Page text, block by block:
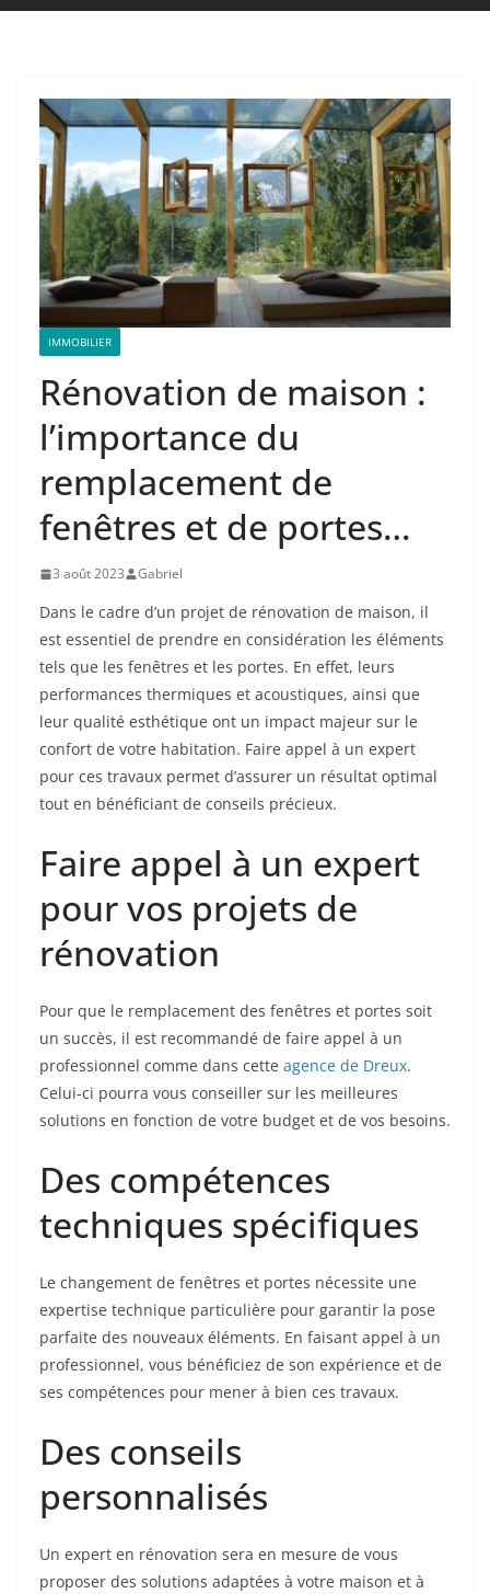
IMMOBILIER
Rénovation de maison :
l’importance du
remplacement de
fenêtres et de portes…
3 août 2023 Gabriel
Dans le cadre d’un projet de rénovation de maison, il
est essentiel de prendre en considération les éléments
tels que les fenêtres et les portes. En effet, leurs
performances thermiques et acoustiques, ainsi que
leur qualité esthétique ont un impact majeur sur le
confort de votre habitation. Faire appel à un expert
pour ces travaux permet d’assurer un résultat optimal
tout en bénéficiant de conseils précieux.
Faire appel à un expert
pour vos projets de
rénovation
Pour que le remplacement des fenêtres et portes soit
un succès, il est recommandé de faire appel à un
professionnel comme dans cette agence de Dreux.
Celui-ci pourra vous conseiller sur les meilleures
solutions en fonction de votre budget et de vos besoins.
Des compétences
techniques spécifiques
Le changement de fenêtres et portes nécessite une
expertise technique particulière pour garantir la pose
parfaite des nouveaux éléments. En faisant appel à un
professionnel, vous bénéficiez de son expérience et de
ses compétences pour mener à bien ces travaux.
Des conseils
personnalisés
Un expert en rénovation sera en mesure de vous
proposer des solutions adaptées à votre maison et à